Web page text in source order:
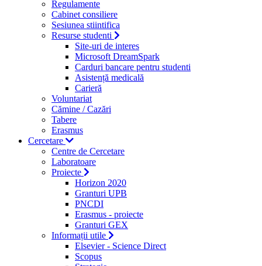
Regulamente
Cabinet consiliere
Sesiunea stiintifica
Resurse studenti
Site-uri de interes
Microsoft DreamSpark
Carduri bancare pentru studenti
Asistență medicală
Carieră
Voluntariat
Cămine / Cazări
Tabere
Erasmus
Cercetare
Centre de Cercetare
Laboratoare
Proiecte
Horizon 2020
Granturi UPB
PNCDI
Erasmus - proiecte
Granturi GEX
Informații utile
Elsevier - Science Direct
Scopus